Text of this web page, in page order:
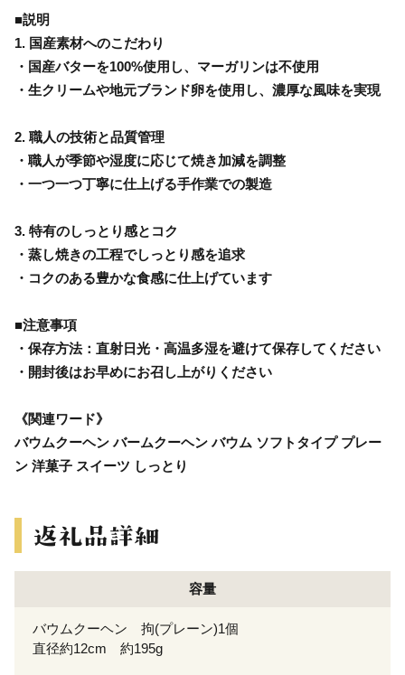
■説明
1. 国産素材へのこだわり
・国産バターを100%使用し、マーガリンは不使用
・生クリームや地元ブランド卵を使用し、濃厚な風味を実現
2. 職人の技術と品質管理
・職人が季節や湿度に応じて焼き加減を調整
・一つ一つ丁寧に仕上げる手作業での製造
3. 特有のしっとり感とコク
・蒸し焼きの工程でしっとり感を追求
・コクのある豊かな食感に仕上げています
■注意事項
・保存方法：直射日光・高温多湿を避けて保存してください
・開封後はお早めにお召し上がりください
《関連ワード》
バウムクーヘン バームクーヘン バウム ソフトタイプ プレー
ン 洋菓子 スイーツ しっとり
容量
バウムクーヘン 拘(プレーン)1個
直径約12cm 約195g